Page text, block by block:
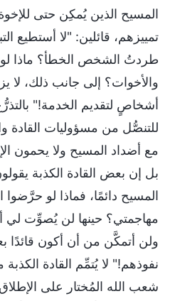
المسيح الذين يُمكِن حتى
تمييزهم، قائلين: "لا أستطيع
طردتُ الشخص الخطأ؟ ماذا لو
والأخوات؟ إلى جانب ذلك، لا
أشخاصٍ لتقديم الخدمة!"
للتنصُّل من مسؤوليات القادة
مع أضداد المسيح ولا يحمون
بل إن بعض القادة الكذبة
المسيح دائمًا، فماذا لو
مهاجمتي؟ حينها لن يُصوِّت لي
ولن أتمكَّن من أن أكون قائدًا
نفوذهم!" لا يُتمِّم القادة
شعب الله المُختار على